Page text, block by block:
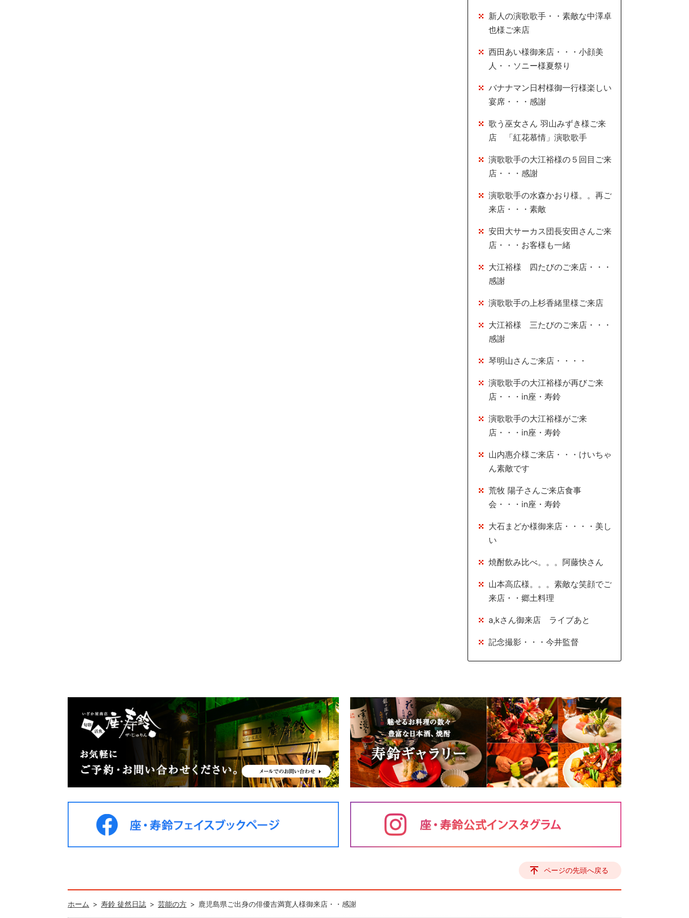
新人の演歌歌手・・素敵な中澤卓
也様ご来店
西田あい様御来店・・・小顔美
人・・ソニー様夏祭り
バナナマン日村様御一行様楽しい
宴席・・・感謝
歌う巫女さん 羽山みずき様ご来
店 「紅花慕情」演歌歌手
演歌歌手の大江裕様の５回目ご来
店・・・感謝
演歌歌手の水森かおり様。。再ご
来店・・・素敵
安田大サーカス団長安田さんご来
店・・・お客様も一緒
大江裕様 四たびのご来店・・・
感謝
演歌歌手の上杉香緒里様ご来店
大江裕様 三たびのご来店・・・
感謝
琴明山さんご来店・・・・
演歌歌手の大江裕様が再びご来
店・・・in座・寿鈴
演歌歌手の大江裕様がご来
店・・・in座・寿鈴
山内惠介様ご来店・・・けいちゃ
ん素敵です
荒牧 陽子さんご来店食事
会・・・in座・寿鈴
大石まどか様御来店・・・・美し
い
焼酎飲み比べ。。。阿藤快さん
山本高広様。。。素敵な笑顔でご
来店・・郷土料理
a,kさん御来店 ライブあと
記念撮影・・・今井監督
ページの先頭へ戻る
ホーム 寿鈴 徒然日誌 芸能の方 鹿児島県ご出身の俳優吉満寛人様御来店・・感謝